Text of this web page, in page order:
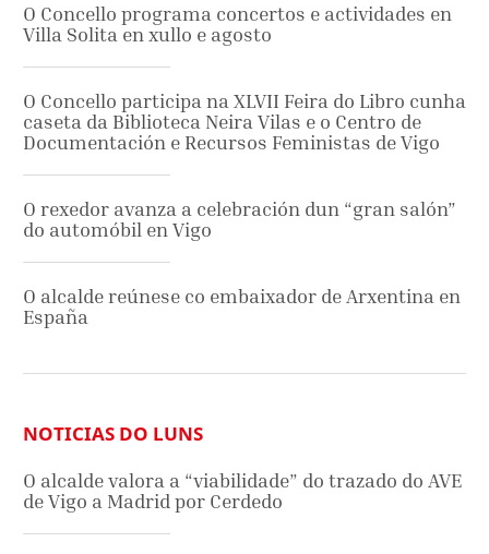
O Concello programa concertos e actividades en
Villa Solita en xullo e agosto
O Concello participa na XLVII Feira do Libro cunha
caseta da Biblioteca Neira Vilas e o Centro de
Documentación e Recursos Feministas de Vigo
O rexedor avanza a celebración dun “gran salón”
do automóbil en Vigo
O alcalde reúnese co embaixador de Arxentina en
España
NOTICIAS DO LUNS
O alcalde valora a “viabilidade” do trazado do AVE
de Vigo a Madrid por Cerdedo